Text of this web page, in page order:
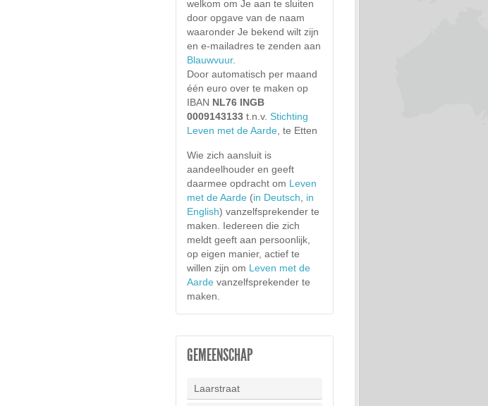
welkom om Je aan te sluiten
door opgave van de naam
waaronder Je bekend wilt zijn
en e-mailadres te zenden aan
Blauwvuur.
Door automatisch per maand
één euro over te maken op
IBAN NL76 INGB
0009143133t.n.v. Stichting
Leven met de Aarde, te Etten
Wie zich aansluit is
aandeelhouder en geeft
daarmee opdracht om Leven
met de Aarde(in Deutsch
in
English) vanzelfsprekender te
maken. Iedereen die zich
meldt geeft aan persoonlijk,
op eigen manier, actief te
willen zijn om Leven met de
Aardevanzelfsprekender te
maken.
GEMEENSCHAP
Laarstraat